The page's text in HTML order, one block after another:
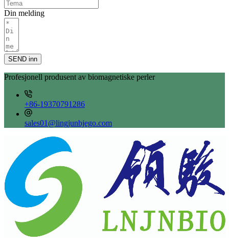
Din melding
SEND inn
Profesjonell produsent av biomagnetiske perler
+86-19370791286
sales01@lingjunbjego.com